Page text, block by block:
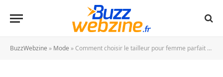
BuzzWebzine » Mode » Comment choisir le tailleur pour femme parfait pour une allure stylée ?